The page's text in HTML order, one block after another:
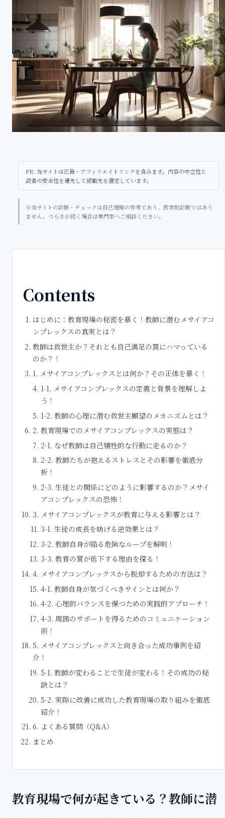
PR: 当サイトは広告・アフィリエイトリンクを含みます。内容の中立性と
読者の安全性を優先して掲載先を選定しています。
※当サイトの診断・チェックは自己理解の参考であり、医学的診断ではあり
ません。つらさが続く場合は専門家へご相談ください。
Contents
はじめに：教育現場の秘密を暴く！教師に潜むメサイアコ
ンプレックスの真実とは？
教師は救世主か？それとも自己満足の罠にハマっている
のか？！
1. メサイアコンプレックスとは何か？その正体を暴く！
1-1. メサイアコンプレックスの定義と背景を理解しよ
う！
1-2. 教師の心理に潜む救世主願望のメカニズムとは？
2. 教育現場でのメサイアコンプレックスの実態は？
2-1. なぜ教師は自己犠牲的な行動に走るのか？
2-2. 教師たちが抱えるストレスとその影響を徹底分
析！
2-3. 生徒との関係にどのように影響するのか？メサイ
アコンプレックスの恐怖！
3. メサイアコンプレックスが教育に与える影響とは？
3-1. 生徒の成長を妨げる逆効果とは？
3-2. 教師自身が陥る危険なループを解明！
3-3. 教育の質が低下する理由を探る！
4. メサイアコンプレックスから脱却するための方法は？
4-1. 教師自身が気づくべきサインとは何か？
4-2. 心理的バランスを保つための実践的アプローチ！
4-3. 周囲のサポートを得るためのコミュニケーション
術！
5. メサイアコンプレックスと向き合った成功事例を紹
介！
5-1. 教師が変わることで生徒が変わる！その成功の秘
訣とは？
5-2. 実際に改善に成功した教育現場の取り組みを徹底
紹介！
6. よくある質問（Q&A）
まとめ
教育現場で何が起きている？教師に潜